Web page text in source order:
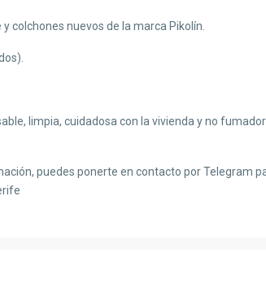
colchones nuevos de la marca Pikolín.
limpia, cuidadosa con la vivienda y no
puedes ponerte en contacto por Telegram